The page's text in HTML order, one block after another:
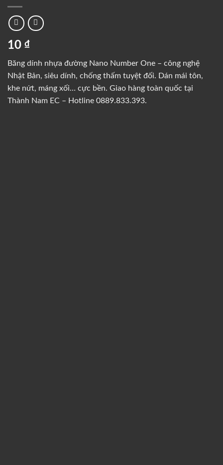
10 ₫
Băng dính nhựa đường Nano Number One – công nghệ
Nhật Bản, siêu dính, chống thấm tuyệt đối. Dán mái tôn,
khe nứt, máng xối… cực bền. Giao hàng toàn quốc tại
Thành Nam EC – Hotline 0889.833.393.